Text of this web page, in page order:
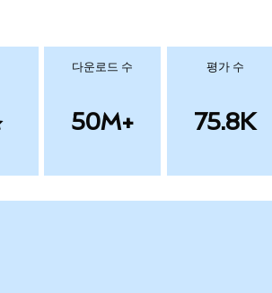
다운로드 수
50M+
평가 수
75.8K